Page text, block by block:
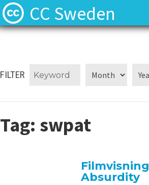
CC Sweden
FILTER
Tag: swpat
Absurdity